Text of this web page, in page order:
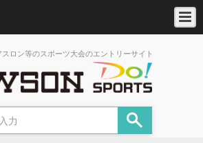
ロン等のスポーツ大会のエントリーサイト